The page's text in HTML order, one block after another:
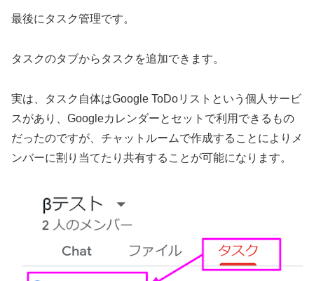
最後にタスク管理です。
タスクのタブからタスクを追加できます。
実は、タスク自体はGoogle ToDoリストという個人サービ
スがあり、Googleカレンダーとセットで利用できるもの
だったのですが、チャットルームで作成することによりメ
ンバーに割り当てたり共有することが可能になります。